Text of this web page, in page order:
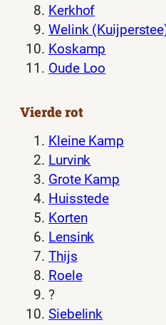
Kerkhof
Welink
Koskamp
Oude Loo
Vierde rot
Kleine Kamp
Lurvink
Grote Kamp
Huisstede
Korten
Lensink
Thijs
Roele
?
Siebelink